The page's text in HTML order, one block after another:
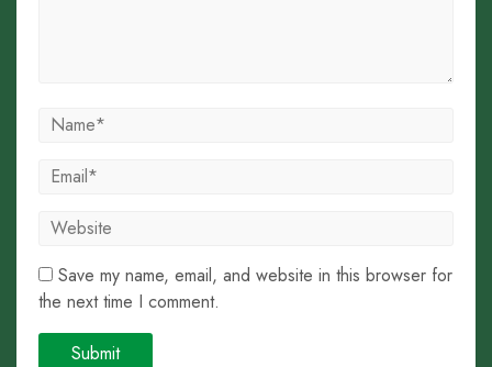
Save my name, email, and website in this browser for
the next time I comment.